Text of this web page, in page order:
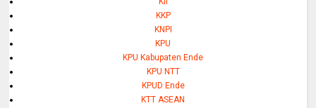
KKP
KNPI
KPU
KPU Kabupaten Ende
KPU NTT
KPUD Ende
KTT ASEAN